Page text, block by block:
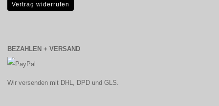
Vertrag widerrufen
BEZAHLEN + VERSAND
Wir versenden mit DHL, DPD und GLS.